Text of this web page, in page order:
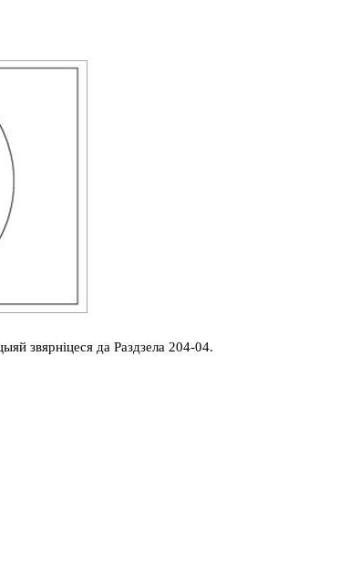
звярніцеся да Раздзела 204-04.